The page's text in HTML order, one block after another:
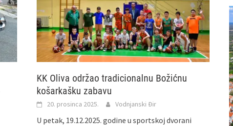
KK Oliva održao tradicionalnu Božićnu
košarkašku zabavu
20. prosinca 2025. Vodnjanski Đir
U petak, 19.12.2025. godine u sportskoj dvorani